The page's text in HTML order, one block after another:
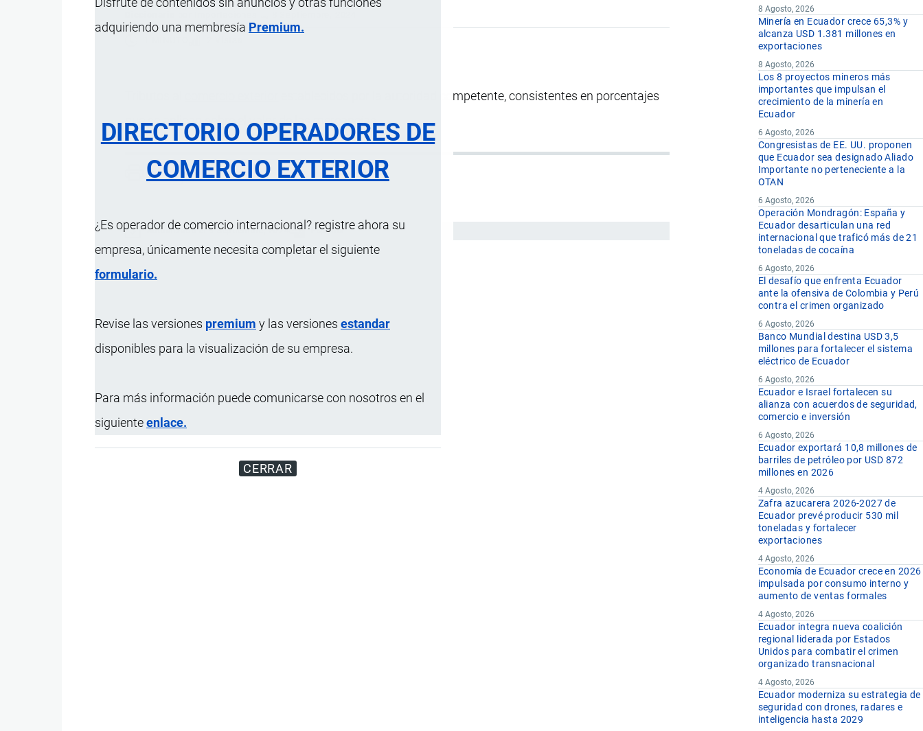
adquiriendo una membresía Premium.
DIRECTORIO OPERADORES DE
COMERCIO EXTERIOR
¿Es operador de comercio internacional? registre ahora su
empresa, únicamente necesita completar el siguiente
formulario.
Revise las versiones premium y las versiones estandar
disponibles para la visualización de su empresa.
Para más información puede comunicarse con nosotros en el
siguienteenlace.
CERRAR
establecidos por la autoridad competente, consistentes en porcentajes
que se aplican sobre el valor de las mercancías.
Actualizado el 9 Septiembre, 2024 Español
8 Agosto, 2026
Minería en Ecuador crece 65,3% y
alcanza USD 1.381 millones en
exportaciones
8 Agosto, 2026
Los 8 proyectos mineros más
importantes que impulsan el
crecimiento de la minería en
Ecuador
6 Agosto, 2026
Congresistas de EE. UU. proponen
que Ecuador sea designado Aliado
Importante no perteneciente a la
OTAN
6 Agosto, 2026
Operación Mondragón: España y
Ecuador desarticulan una red
internacional que traficó más de 21
toneladas de cocaína
6 Agosto, 2026
El desafío que enfrenta Ecuador
ante la ofensiva de Colombia y Perú
contra el crimen organizado
6 Agosto, 2026
Banco Mundial destina USD 3,5
millones para fortalecer el sistema
eléctrico de Ecuador
6 Agosto, 2026
Ecuador e Israel fortalecen su
alianza con acuerdos de seguridad,
comercio e inversión
6 Agosto, 2026
Ecuador exportará 10,8 millones de
barriles de petróleo por USD 872
millones en 2026
4 Agosto, 2026
Zafra azucarera 2026-2027 de
Ecuador prevé producir 530 mil
toneladas y fortalecer
exportaciones
4 Agosto, 2026
Economía de Ecuador crece en 2026
impulsada por consumo interno y
aumento de ventas formales
4 Agosto, 2026
Ecuador integra nueva coalición
regional liderada por Estados
Unidos para combatir el crimen
organizado transnacional
4 Agosto, 2026
Ecuador moderniza su estrategia de
seguridad con drones, radares e
inteligencia hasta 2029